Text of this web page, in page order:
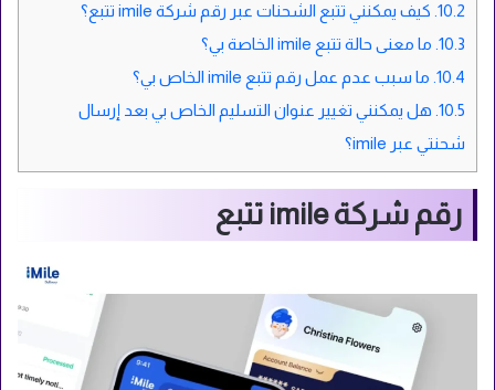
10.2. كيف يمكنني تتبع الشحنات عبر رقم شركة imile تتبع؟
10.3. ما معنى حالة تتبع imile الخاصة بي؟
10.4. ما سبب عدم عمل رقم تتبع imile الخاص بي؟
10.5. هل يمكنني تغيير عنوان التسليم الخاص بي بعد إرسال
شحنتي عبر imile؟
رقم شركة imile تتبع